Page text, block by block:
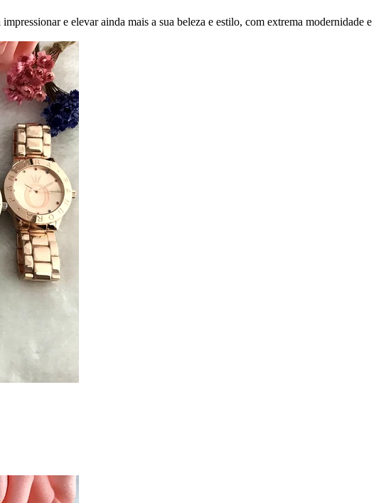
e elevar ainda mais a sua beleza e estilo, com extrema modernidade e